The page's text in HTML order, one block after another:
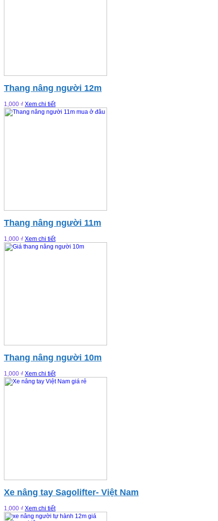
Thang nâng người 12m
1,000 ₫ Xem chi tiết
Thang nâng người 11m
1,000 ₫ Xem chi tiết
Thang nâng người 10m
1,000 ₫ Xem chi tiết
Xe nâng tay Sagolifter- Việt Nam
1,000 ₫ Xem chi tiết